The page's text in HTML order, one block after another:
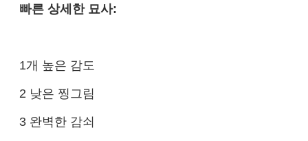
빠른 상세한 묘사:
1개 높은 감도
2 낮은 찡그림
3 완벽한 감쇠